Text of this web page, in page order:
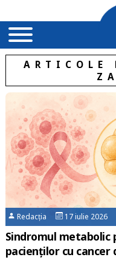
ARTICOLE
Redacția 17 iulie 2026
Sindromul metabolic
pacienților cu cancer